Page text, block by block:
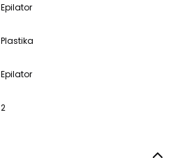
Epilator
Plastika
Epilator
2